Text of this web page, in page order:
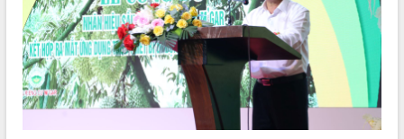
Đắk Lắk sơ kết 4 năm triển khai thực
hiện Đề án 06 của Chính phủ
Họp báo thông tin về Hội nghị Công bố
Quy hoạch và Xúc tiến đầu tư tỉnh Đắk
Lắk
Khơi thông điểm nghẽn, đẩy nhanh
giải ngân vốn khắc phục thiên tai